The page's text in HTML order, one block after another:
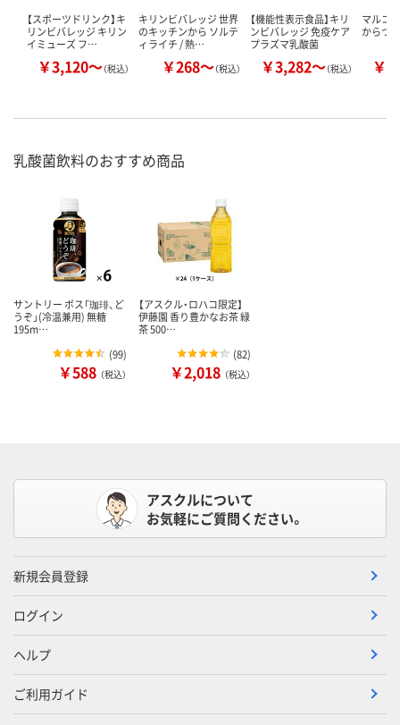
【スポーツドリンク】キ
リンビバレッジ キリン
イミューズ フ…
￥3,120～（税込）
キリンビバレッジ 世界
のキッチンから ソルテ
ィライチ / 熱…
￥268～（税込）
【機能性表示食品】キリ
ンビバレッジ 免疫ケア
プラズマ乳酸菌
￥3,282～（税込）
マルコ
からつ
￥
乳酸菌飲料のおすすめ商品
サントリー ボス「珈琲、ど
うぞ」(冷温兼用) 無糖
195m…
(99)
￥588 （税込）
【アスクル・ロハコ限定】
伊藤園 香り豊かなお茶 緑
茶 500…
(82)
￥2,018 （税込）
アスクルについて
お気軽にご質問ください。
新規会員登録
ログイン
ヘルプ
ご利用ガイド